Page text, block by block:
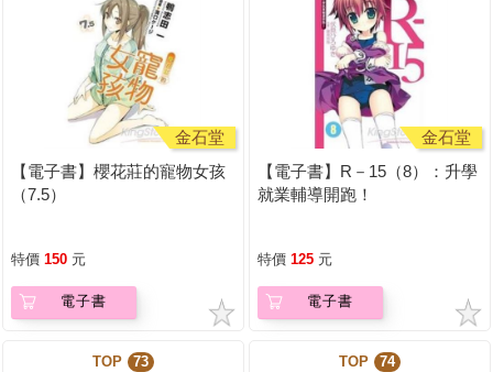
金石堂
【電子書】櫻花莊的寵物女孩
（7.5）
特價 150 元
電子書
金石堂
【電子書】R－15（8）：升學
就業輔導開跑！
特價 125 元
電子書
TOP 73 TOP 74